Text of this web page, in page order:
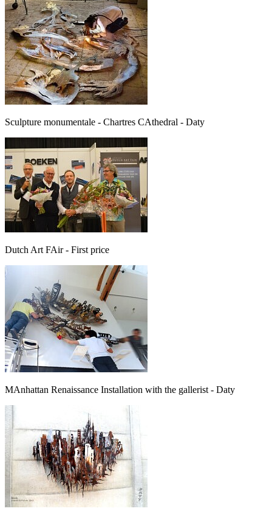
Sculpture monumentale - Chartres CAthedral - Daty
Dutch Art FAir - First price
MAnhattan Renaissance Installation with the gallerist - Daty